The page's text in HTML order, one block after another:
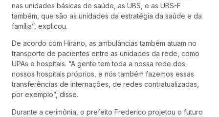
nas unidades básicas de saúde, as UBS, e as UBS-F
também, que são as unidades da estratégia da saúde e da
família”, explicou.
De acordo com Hirano, as ambulâncias também atuam no
transporte de pacientes entre as unidades da rede, como
UPAs e hospitais. “A gente tem toda a nossa rede dos
nossos hospitais próprios, e nós também fazemos essas
transferências de internações, de redes contratualizadas,
por exemplo”, disse.
Durante a cerimônia, o prefeito Frederico projetou o futuro